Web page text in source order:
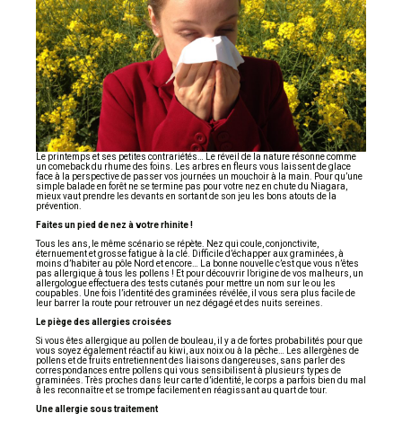
Le printemps et ses petites contrariétés… Le réveil de la nature résonne comme
un comeback du rhume des foins. Les arbres en fleurs vous laissent de glace
face à la perspective de passer vos journées un mouchoir à la main. Pour qu’une
simple balade en forêt ne se termine pas pour votre nez en chute du Niagara,
mieux vaut prendre les devants en sortant de son jeu les bons atouts de la
prévention.
Faites un pied de nez à votre rhinite !
Tous les ans, le même scénario se répète. Nez qui coule, conjonctivite,
éternuement et grosse fatigue à la clé. Difficile d’échapper aux graminées, à
moins d’habiter au pôle Nord et encore… La bonne nouvelle c’est que vous n’êtes
pas allergique à tous les pollens ! Et pour découvrir l’origine de vos malheurs, un
allergologue effectuera des tests cutanés pour mettre un nom sur le ou les
coupables. Une fois l’identité des graminées révélée, il vous sera plus facile de
leur barrer la route pour retrouver un nez dégagé et des nuits sereines.
Le piège des allergies croisées
Si vous êtes allergique au pollen de bouleau, il y a de fortes probabilités pour que
vous soyez également réactif au kiwi, aux noix ou à la pêche… Les allergènes de
pollens et de fruits entretiennent des liaisons dangereuses, sans parler des
correspondances entre pollens qui vous sensibilisent à plusieurs types de
graminées. Très proches dans leur carte d’identité, le corps a parfois bien du mal
à les reconnaître et se trompe facilement en réagissant au quart de tour.
Une allergie sous traitement